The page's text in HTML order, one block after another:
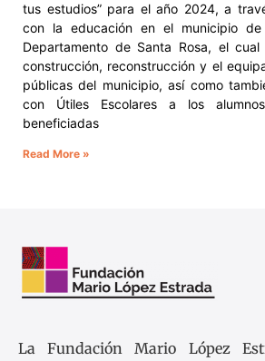
tus estudios” para el año 2024, a
con la educación en el municipio de
Departamento de Santa Rosa, el
construcción, reconstrucción y el
públicas del municipio, así como
con Útiles Escolares a los
beneficiadas
Read More »
La Fundación Mario López